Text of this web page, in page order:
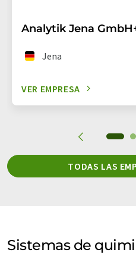
Analytik Jena
Jena
VER EMPRESA
TODAS LAS
Sistemas de